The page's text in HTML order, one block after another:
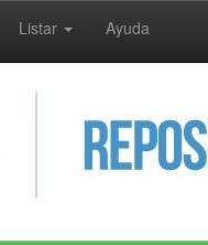
Listar Ayuda